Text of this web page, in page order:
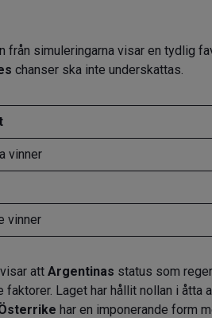
från simuleringarna visar en tydlig
chanser ska inte underskattas.
vinner
vinner
att Argentinas status som
faktorer. Laget har hållit nollan i
har en imponerande form